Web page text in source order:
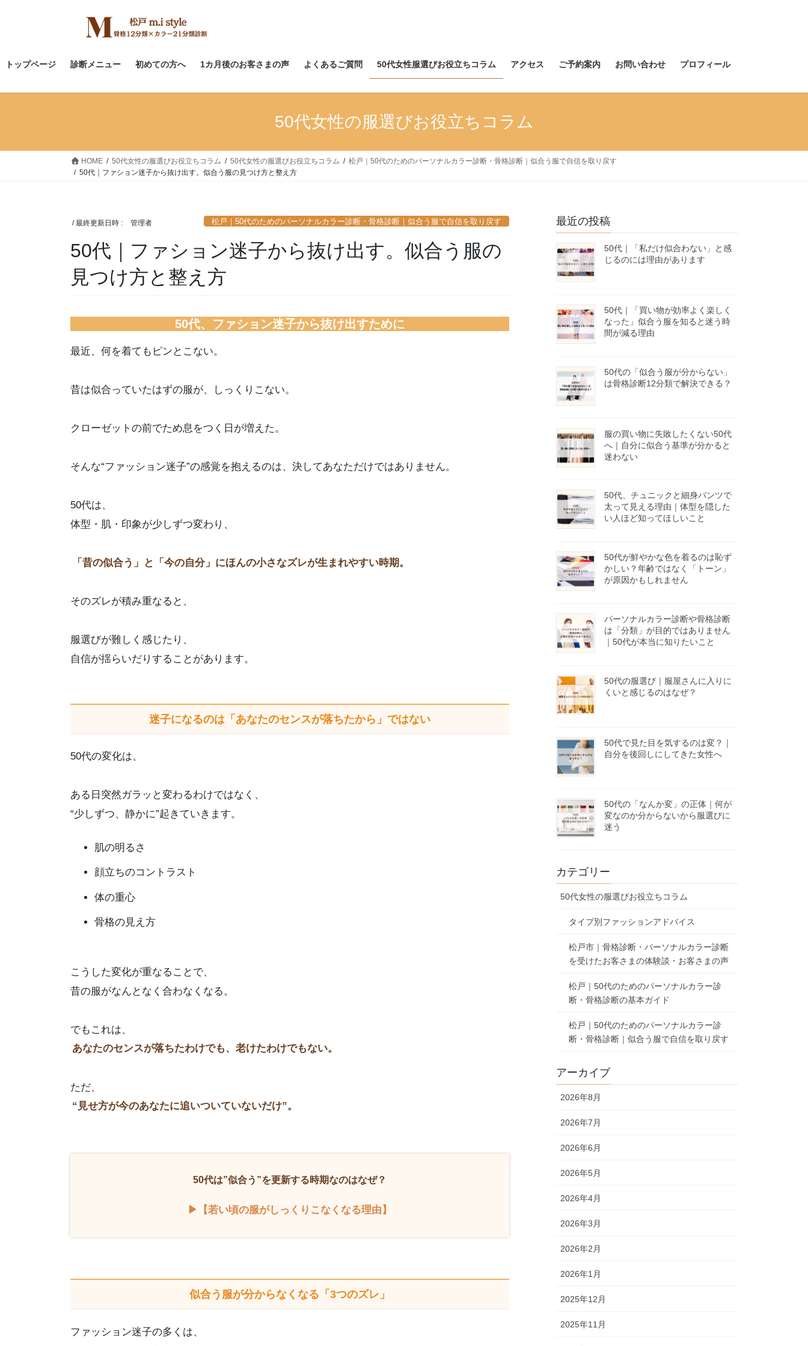
ツ
ス
シ
ン
トップページ 診断メニュー 初めての方へ 1カ月後のお客さまの声 よくあるご質問 50代女性服選びお役立ちコラム アクセス ご予約案内 お問い合わせ プロフィール
50代女性の服選びお役立ちコラム
HOME 50代女性の服選びお役立ちコラム 50代女性の服選びお役立ちコラム
松戸｜50代のためのパーソナルカラー診断・骨格診断｜似合う服で自信を取り戻す
50代｜ファション迷子から抜け出す。似合う服の見つけ方と整え方
/ 最終更新日時 : 管理者 松戸｜50代のためのパーソナルカラー診断・骨格診断｜似合う服で自信を取り戻す
50代｜ファション迷子から抜け出す。似合う服の
見つけ方と整え方
50代、ファション迷子から抜け出すために
最近、何を着てもピンとこない。
昔は似合っていたはずの服が、しっくりこない。
クローゼットの前でため息をつく日が増えた。
そんな“ファッション迷子”の感覚を抱えるのは、決してあなただけではありません。
50代は、
体型・肌・印象が少しずつ変わり、
「昔の似合う」と「今の自分」にほんの小さなズレが生まれやすい時期。
そのズレが積み重なると、
服選びが難しく感じたり、
自信が揺らいだりすることがあります。
迷子になるのは「あなたのセンスが落ちたから」ではない
50代の変化は、
ある日突然ガラッと変わるわけではなく、
“少しずつ、静かに”起きていきます。
肌の明るさ
顔立ちのコントラスト
体の重心
骨格の見え方
こうした変化が重なることで、
昔の服がなんとなく合わなくなる。
でもこれは、
あなたのセンスが落ちたわけでも、老けたわけでもない。
ただ、
“見せ方が今のあなたに追いついていないだけ”。
50代は”似合う”を更新する時期なのはなぜ？
▶【若い頃の服がしっくりこなくなる理由】
似合う服が分からなくなる 「3つのズレ」
ファッション迷子の多くは、
最近の投稿
50代｜「私だけ似合わない」と感
じるのには理由があります
50代｜「買い物が効率よく楽しく
なった」似合う服を知ると迷う時
間が減る理由
50代の「似合う服が分からない」
は骨格診断12分類で解決できる？
服の買い物に失敗したくない50代
へ｜自分に似合う基準が分かると
迷わない
50代、チュニックと細身パンツで
太って見える理由｜体型を隠した
い人ほど知ってほしいこと
50代が鮮やかな色を着るのは恥ず
かしい？年齢ではなく「トーン」
が原因かもしれません
パーソナルカラー診断や骨格診断
は「分類」が目的ではありません
｜50代が本当に知りたいこと
50代の服選び｜服屋さんに入りに
くいと感じるのはなぜ？
50代で見た目を気するのは変？｜
自分を後回しにしてきた女性へ
50代の「なんか変」の正体｜何が
変なのか分からないから服選びに
迷う
カテゴリー
50代女性の服選びお役立ちコラム
タイプ別ファッションアドバイス
松戸市｜骨格診断・パーソナルカラー診断
を受けたお客さまの体験談・お客さまの声
松戸｜50代のためのパーソナルカラー診
断・骨格診断の基本ガイド
松戸｜50代のためのパーソナルカラー診
断・骨格診断｜似合う服で自信を取り戻す
アーカイブ
2026年8月
2026年7月
2026年6月
2026年5月
2026年4月
2026年3月
2026年2月
2026年1月
2025年12月
2025年11月